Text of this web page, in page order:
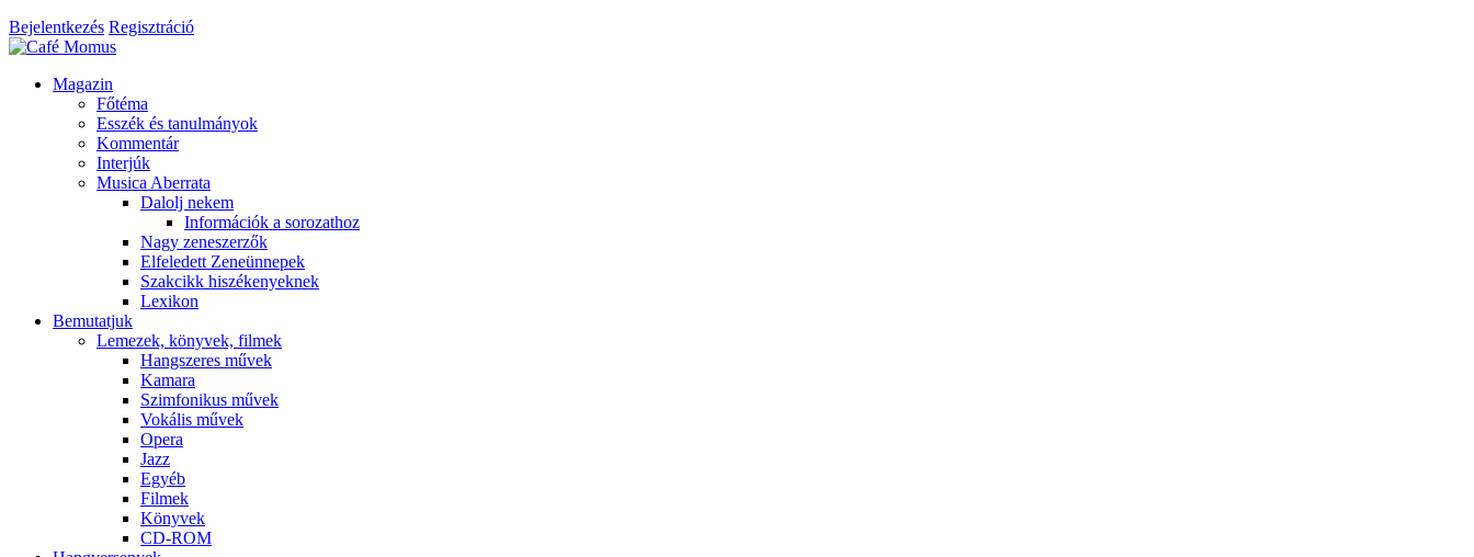
Bejelentkezés Regisztráció
Magazin
Főtéma
Esszék és tanulmányok
Kommentár
Interjúk
Musica Aberrata
Dalolj nekem
Információk a sorozathoz
Nagy zeneszerzők
Elfeledett Zeneünnepek
Szakcikk hiszékenyeknek
Lexikon
Bemutatjuk
Lemezek, könyvek, filmek
Hangszeres művek
Kamara
Szimfonikus művek
Vokális művek
Opera
Jazz
Egyéb
Filmek
Könyvek
CD-ROM